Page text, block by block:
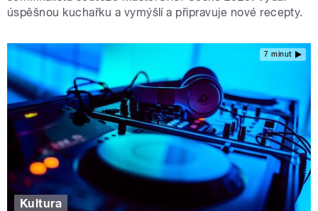
úspěšnou kuchařku a vymýšlí a připravuje nové recepty.
7 minut
Kultura